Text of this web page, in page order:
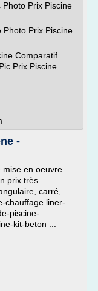
Prix Piscine
Photo Prix Piscine
Comparatif
Prix Piscine
-
mise en oeuvre
prix très
carré,
chauffage liner-
piscine-
kit-beton ...